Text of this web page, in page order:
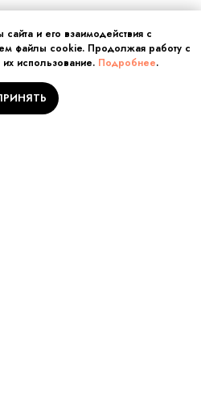
и его взаимодействия с
файлы cookie. Продолжая работу с
использование. Подробнее.